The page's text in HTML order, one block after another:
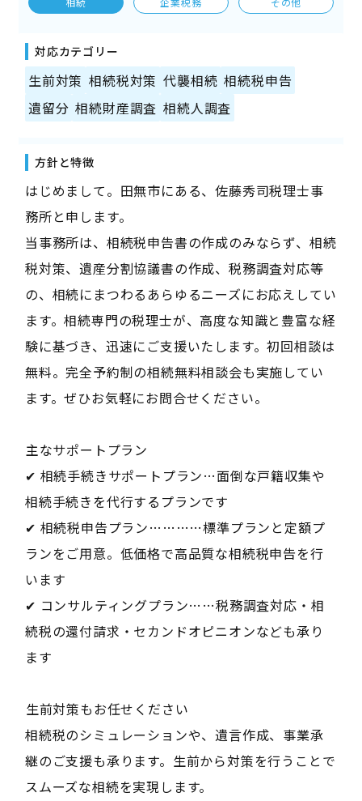
対応カテゴリー
生前対策 相続税対策 代襲相続 相続税申告
遺留分 相続財産調査 相続人調査
方針と特徴
はじめまして。田無市にある、佐藤秀司税理士事
務所と申します。
当事務所は、相続税申告書の作成のみならず、相続
税対策、遺産分割協議書の作成、税務調査対応等
の、相続にまつわるあらゆるニーズにお応えしてい
ます。相続専門の税理士が、高度な知識と豊富な経
験に基づき、迅速にご支援いたします。初回相談は
無料。完全予約制の相続無料相談会も実施してい
ます。ぜひお気軽にお問合せください。
――主なサポートプラン――
✔ 相続手続きサポートプラン…面倒な戸籍収集や
相続手続きを代行するプランです
✔ 相続税申告プラン…………標準プランと定額プ
ランをご用意。低価格で高品質な相続税申告を行
います
✔ コンサルティングプラン……税務調査対応・相
続税の還付請求・セカンドオピニオンなども承り
ます
――生前対策もお任せください――
相続税のシミュレーションや、遺言作成、事業承
継のご支援も承ります。生前から対策を行うことで
スムーズな相続を実現します。